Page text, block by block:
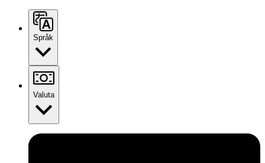
Språk
Valuta